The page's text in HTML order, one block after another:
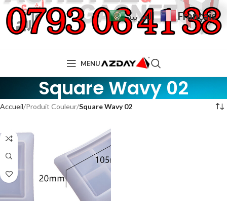
MENU
Square Wavy 02
Accueil Produit Couleur Square Wavy 02
العربية Français